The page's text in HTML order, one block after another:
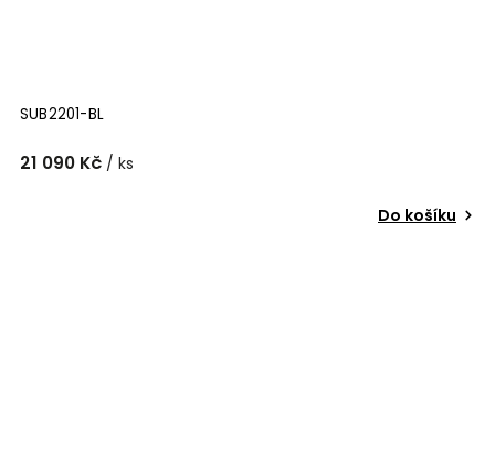
SUB2201-BL
21 090 Kč / ks
Do košíku